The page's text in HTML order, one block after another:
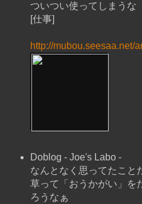
ついつい使ってしまうな
[仕事]
http://mubou.seesaa.net/
Doblog - Joe's Labo -
なんとなく思ってたこと
草って「おうかがい」を
ろうなぁ